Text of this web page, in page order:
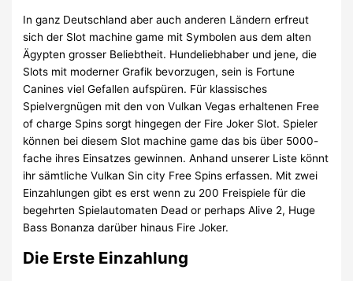
In ganz Deutschland aber auch anderen Ländern erfreut
sich der Slot machine game mit Symbolen aus dem alten
Ägypten grosser Beliebtheit. Hundeliebhaber und jene, die
Slots mit moderner Grafik bevorzugen, sein is Fortune
Canines viel Gefallen aufspüren. Für klassisches
Spielvergnügen mit den von Vulkan Vegas erhaltenen Free
of charge Spins sorgt hingegen der Fire Joker Slot. Spieler
können bei diesem Slot machine game das bis über 5000-
fache ihres Einsatzes gewinnen. Anhand unserer Liste könnt
ihr sämtliche Vulkan Sin city Free Spins erfassen. Mit zwei
Einzahlungen gibt es erst wenn zu 200 Freispiele für die
begehrten Spielautomaten Dead or perhaps Alive 2, Huge
Bass Bonanza darüber hinaus Fire Joker.
Die Erste Einzahlung